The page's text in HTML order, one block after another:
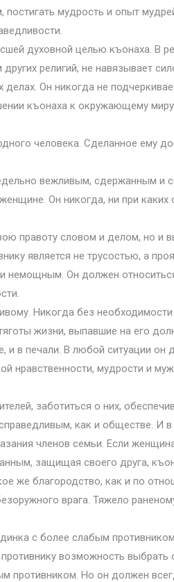
мудрость и опыт
духовной целью къонаха. В
религий, не навязывает
Он никогда не
къонаха к окружающему
человека. Сделанное
вежливым, сдержанным и
Он никогда, ни при
правоту словом и делом, но и
является не трусостью, а
Он должен
Никогда без
жизни, выпавшие на его
и в печали. В любой ситуации
нравственности, мудрости и
заботиться о них,
как и обществе.
членов семьи. Если
защищая своего друга,
же благородство, как и по
врага. Тяжело
с более слабым
возможность выбрать
противником. Но он должен